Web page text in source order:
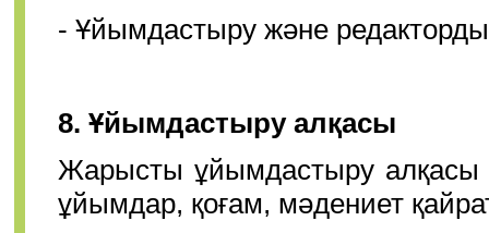
- Ұйымдастыру және
8. Ұйымдастыру алқасы
Жарысты ұйымдастыру алқасы
ұйымдар, қоғам, мәдениет